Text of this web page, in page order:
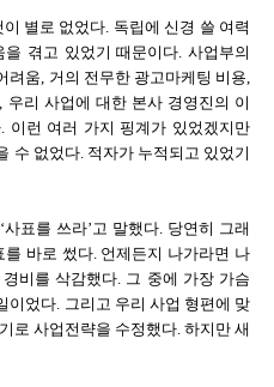
별로 없었다. 독립에 신경 쓸 여력
겪고 있었기 때문이다. 사업부의
려움, 거의 전무한 광고마케팅 비용,
리 사업에 대한 본사 경영진의 이
이런 여러 가지 핑계가 있었겠지만
수 없었다. 적자가 누적되고 있었기
표를 쓰라’고 말했다. 당연히 그래
바로 썼다. 언제든지 나가라면 나
비를 삭감했다. 그 중에 가장 가슴
이었다. 그리고 우리 사업 형편에 맞
로 사업전략을 수정했다. 하지만 새